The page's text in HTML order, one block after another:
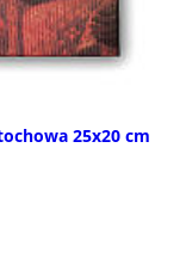
25x20 cm